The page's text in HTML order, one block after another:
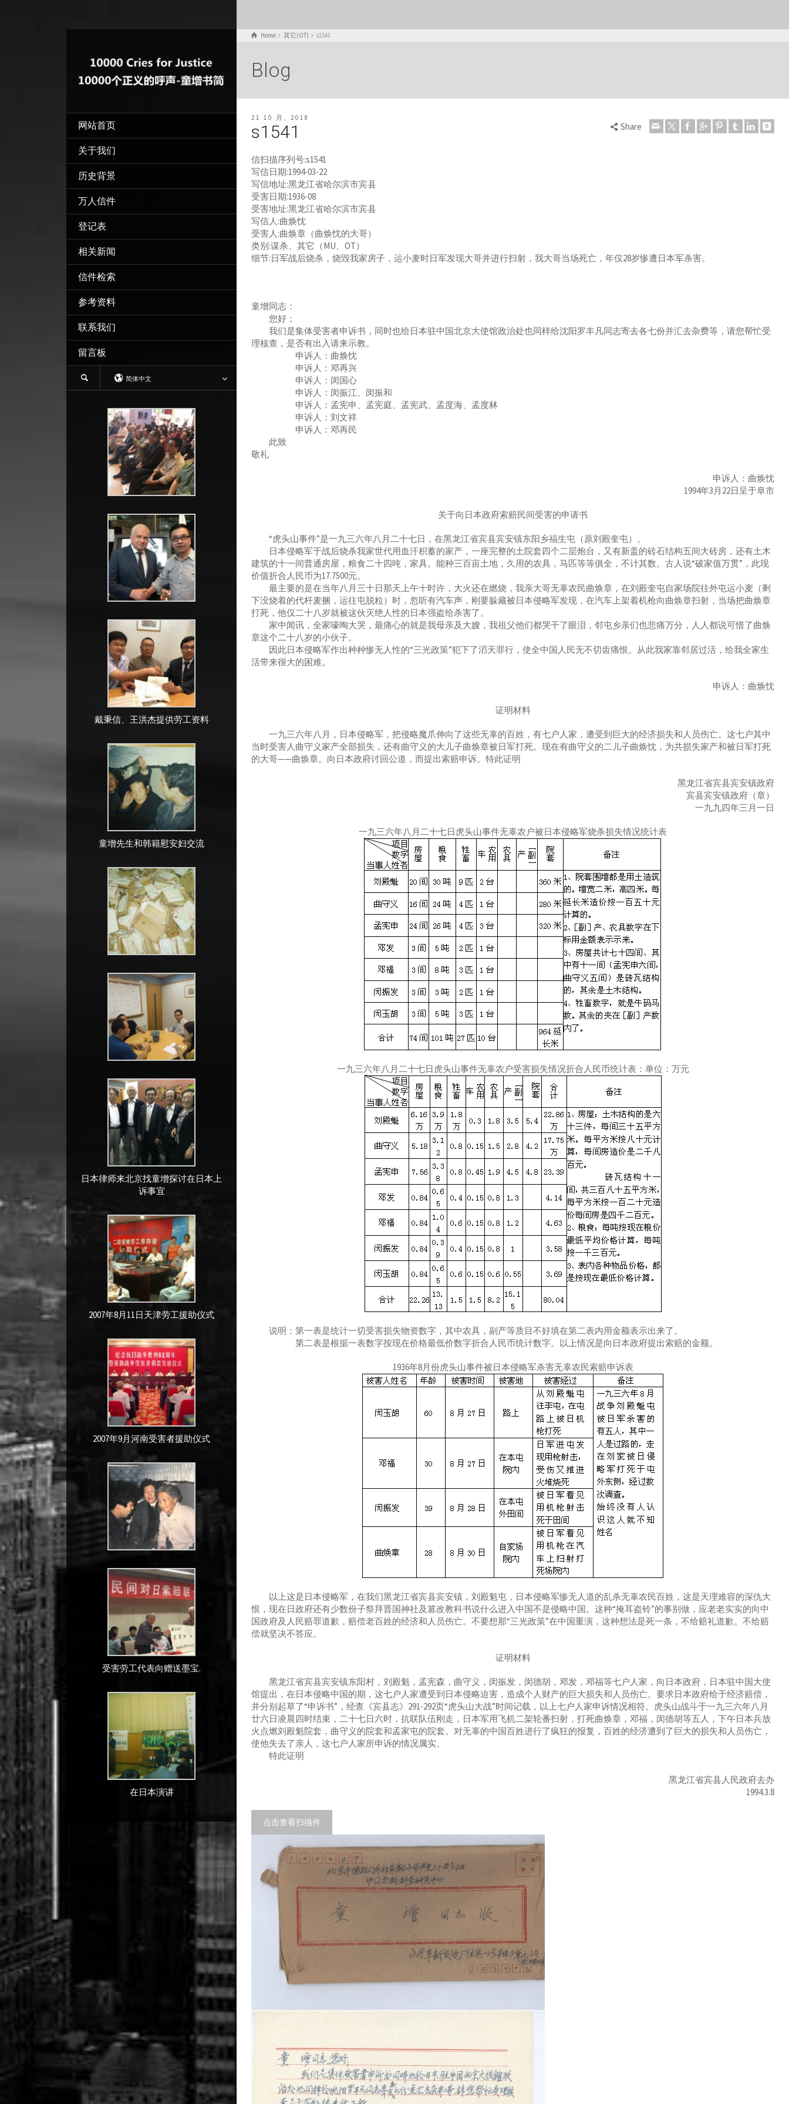
网站首页
关于我们
历史背景
万人信件
登记表
相关新闻
信件检索
参考资料
联系我们
留言板
简体中文
戴秉信、王洪杰提供劳工资料
童增先生和韩籍慰安妇交流
日本律师来北京找童增探讨在日本上
诉事宜
2007年8月11日天津劳工援助仪式
2007年9月河南受害者援助仪式
受害劳工代表向赠送墨宝.
在日本演讲
Home 其它(OT) s1541
Blog
21 10 月, 2018
s1541 Share
信扫描序列号:s1541
写信日期:1994-03-22
写信地址:黑龙江省哈尔滨市宾县
受害日期:1936-08
受害地址:黑龙江省哈尔滨市宾县
写信人:曲焕忱
受害人:曲焕章（曲焕忱的大哥）
类别:谋杀、其它（MU、OT）
细节:日军战后烧杀，烧毁我家房子，运小麦时日军发现大哥并进行扫射，我大哥当场死亡，年仅28岁惨遭日本军杀害。
童增同志：
您好；
我们是集体受害者申诉书，同时也给日本驻中国北京大使馆政治处也同样给沈阳罗丰凡同志寄去各七份并汇去杂费等，请您帮忙受
理核查，是否有出入请来示教。
申诉人：曲焕忱
申诉人：邓再兴
申诉人：闵国心
申诉人：闵振江、闵振和
申诉人：孟宪申、孟宪庭、孟宪武、孟度海、孟度林
申诉人：刘文祥
申诉人：邓再民
此致
敬礼
申诉人：曲焕忱
1994年3月22日呈于阜市
关于向日本政府索赔民间受害的申请书
“虎头山事件”是一九三六年八月二十七日，在黑龙江省宾县宾安镇东阳乡福生屯（原刘殿奎屯）。
日本侵略军于战后烧杀我家世代用血汗积蓄的家产，一座完整的土院套四个二层炮台，又有新盖的砖石结构五间大砖房，还有土木
建筑的十一间普通房屋，粮食二十四吨，家具。能种三百亩土地，久用的农具，马匹等等俱全，不计其数。古人说“破家值万贯”，此现
价值折合人民币为17.7500元。
最主要的是在当年八月三十日那天上午十时许，大火还在燃烧，我亲大哥无辜农民曲焕章，在刘殿奎屯自家场院往外屯运小麦（剩
下没烧着的代杆麦捆，运往屯脱粒）时，忽听有汽车声，刚要躲藏被日本侵略军发现，在汽车上架着机枪向曲焕章扫射，当场把曲焕章
打死，他仅二十八岁就被这伙灭绝人性的日本强盗给杀害了。
家中闻讯，全家嚎啕大哭，最痛心的就是我母亲及大嫂，我祖父他们都哭干了眼泪，邻屯乡亲们也悲痛万分，人人都说可惜了曲焕
章这个二十八岁的小伙子。
因此日本侵略军作出种种惨无人性的“三光政策”犯下了滔天罪行，使全中国人民无不切齿痛恨。从此我家靠邻居过活，给我全家生
活带来很大的困难。
申诉人：曲焕忱
证明材料
一九三六年八月，日本侵略军，把侵略魔爪伸向了这些无辜的百姓，有七户人家，遭受到巨大的经济损失和人员伤亡。这七户其中
当时受害人曲守义家产全部损失，还有曲守义的大儿子曲焕章被日军打死。现在有曲守义的二儿子曲焕忱，为共损失家产和被日军打死
的大哥——曲焕章。向日本政府讨回公道，而提出索赔申诉。特此证明
黑龙江省宾县宾安镇政府
宾县宾安镇政府（章）
一九九四年三月一日
一九三六年八月二十七日虎头山事件无辜农户被日本侵略军烧杀损失情况统计表
一九三六年八月二十七日虎头山事件无辜农户受害损失情况折合人民币统计表：单位：万元
说明：第一表是统计一切受害损失物资数字，其中农具，副产等质目不好填在第二表内用金额表示出来了。
第二表是根据一表数字按现在价格最低价数字折合人民币统计数字。以上情况是向日本政府提出索赔的金额。
1936年8月份虎头山事件被日本侵略军杀害无辜农民索赔申诉表
以上这是日本侵略军，在我们黑龙江省宾县宾安镇，刘殿魁屯，日本侵略军惨无人道的乱杀无辜农民百姓，这是天理难容的深仇大
恨，现在日政府还有少数份子祭拜晋国神社及篡改教科书说什么进入中国不是侵略中国。这种“掩耳盗铃”的事别做，应老老实实的向中
国政府及人民赔罪道歉，赔偿老百姓的经济和人员伤亡。不要想那“三光政策”在中国重演，这种想法是死一条，不给赔礼道歉。不给赔
偿就坚决不答应。
证明材料
黑龙江省宾县宾安镇东阳村，刘殿魁，孟宪森，曲守义，闵振发，闵德胡，邓发，邓福等七户人家，向日本政府，日本驻中国大使
馆提出，在日本侵略中国的期，这七户人家遭受到日本侵略迫害，造成个人财产的巨大损失和人员伤亡。要求日本政府给于经济赔偿，
并分别起草了“申诉书”，经查《宾县志》291-292页“虎头山大战”时间记载，以上七户人家申诉情况相符。虎头山战斗于一九三六年八月
廿六日凌晨四时结束，二十七日六时，抗联队伍刚走，日本军用飞机二架轮番扫射，打死曲焕章，邓福，闵德胡等五人，下午日本兵放
火点燃刘殿魁院套，曲守义的院套和孟家屯的院套。对无辜的中国百姓进行了疯狂的报复，百姓的经济遭到了巨大的损失和人员伤亡，
使他失去了亲人，这七户人家所申诉的情况属实。
特此证明
黑龙江省宾县人民政府去办
1994.3.8